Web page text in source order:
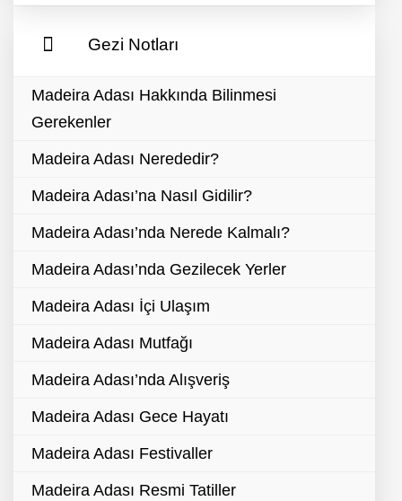
Gezi Notları
Madeira Adası Hakkında Bilinmesi
Gerekenler
Madeira Adası Nerededir?
Madeira Adası’na Nasıl Gidilir?
Madeira Adası’nda Nerede Kalmalı?
Madeira Adası’nda Gezilecek Yerler
Madeira Adası İçi Ulaşım
Madeira Adası Mutfağı
Madeira Adası’nda Alışveriş
Madeira Adası Gece Hayatı
Madeira Adası Festivaller
Madeira Adası Resmi Tatiller